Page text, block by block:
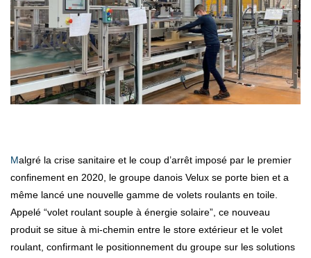
Malgré la crise sanitaire et le coup d’arrêt imposé par le premier
confinement en 2020, le groupe danois Velux se porte bien et a
même lancé une nouvelle gamme de volets roulants en toile.
Appelé “volet roulant souple à énergie solaire”, ce nouveau
produit se situe à mi-chemin entre le store extérieur et le volet
roulant, confirmant le positionnement du groupe sur les solutions